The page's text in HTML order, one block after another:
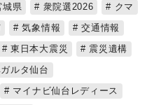
県 衆院選2026
クマ
気象情報
交通情報
東日本大震災
震災遺構
ルタ仙台
マイナビ仙台レディース